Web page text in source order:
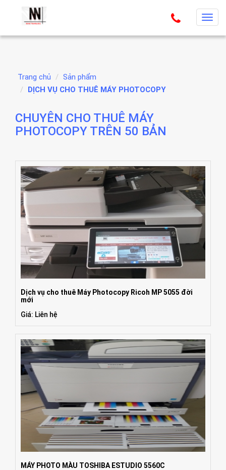
T
a
Trang chủ
Sản phẩm
DỊCH VỤ CHO THUÊ MÁY PHOTOCOPY
CHUYÊN CHO THUÊ MÁY
PHOTOCOPY TRÊN 50 BẢN
Dịch vụ cho thuê Máy Photocopy Ricoh MP 5055 đời
mới
Giá: Liên hệ
MÁY PHOTO MÀU TOSHIBA ESTUDIO 5560C